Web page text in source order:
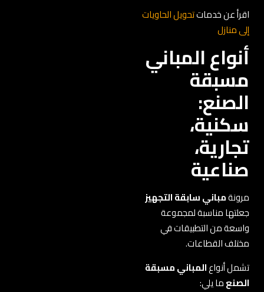
اقرأ عن خدماتتحويل الحاويات
إلى منازل
أنواع المباني
مسبقة
الصنع:
سكنية،
تجارية،
صناعية
مرونةمباني سابقة التجهيز
جعلتها مناسبة لمجموعة
واسعة من التطبيقات في
مختلف القطاعات.
تشمل أنواعالمباني مسبقة
الصنعما يلي: